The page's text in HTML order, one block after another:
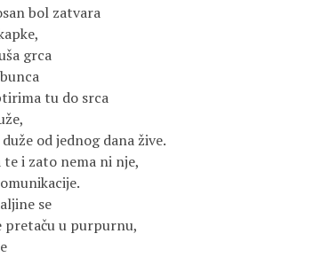
bol zatvara
grca
tu do srca
od jednog dana žive.
te i zato nema ni nje,
se
pretaču u purpurnu,